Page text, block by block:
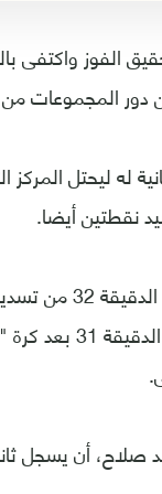
الفوز واكتفى
دور المجموعات
نقطتين أيضا.
افتتح
كوتينيو
صلاح، أن يسجل